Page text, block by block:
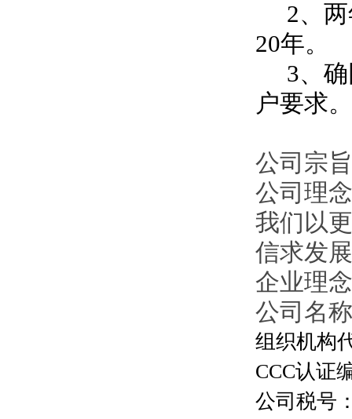
2、两
20年。
3、确
户要求。
公司宗
公司理
我们以
信求发
企业理
公司名
组织机构
CCC认证
公司税号